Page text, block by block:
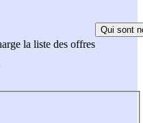
la liste des offres
Qui sont